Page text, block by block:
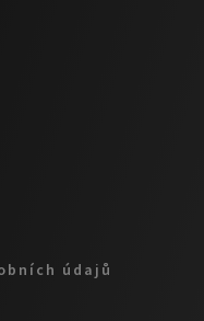
údajů